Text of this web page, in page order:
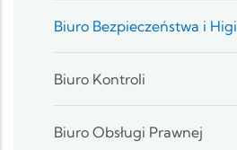
Biuro Bezpieczeństwa i
Biuro Kontroli
Biuro Obsługi Prawnej